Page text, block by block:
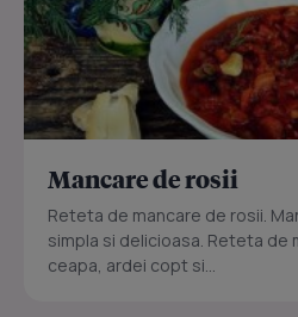
Mancare de rosii
Reteta de mancare de rosii.
simpla si delicioasa. Reteta de
ceapa, ardei copt si...